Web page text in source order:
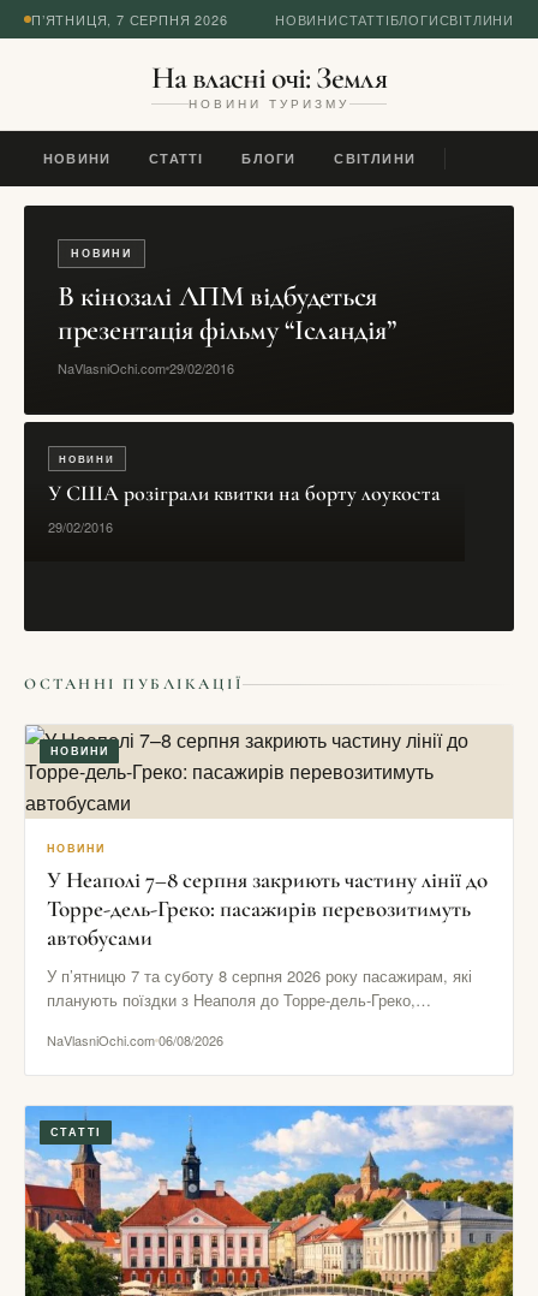
П’ЯТНИЦЯ, 7 СЕРПНЯ 2026 НОВИНИСТАТТІБЛОГИСВІТЛИНИ
На власні очі: Земля
НОВИНИ ТУРИЗМУ
НОВИНИ СТАТТІ БЛОГИ СВІТЛИНИ
НОВИНИ
В кінозалі ЛПМ відбудеться
презентація фільму “Ісландія”
NaVlasniOchi.com29/02/2016
НОВИНИ
У США розіграли квитки на борту лоукоста
29/02/2016
29/02/2016
ОСТАННІ ПУБЛІКАЦІЇ
НОВИНИ
НОВИНИ
У Неаполі 7–8 серпня закриють частину лінії до
Торре-дель-Греко: пасажирів перевозитимуть
автобусами
У п’ятницю 7 та суботу 8 серпня 2026 року пасажирам, які
планують поїздки з Неаполя до Торре-дель-Греко,
NaVlasniOchi.com06/08/2026
СТАТТІ